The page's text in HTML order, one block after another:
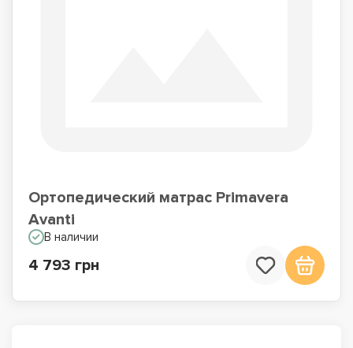
Ортопедический матрас Primavera
Avanti
В наличии
4 793 грн